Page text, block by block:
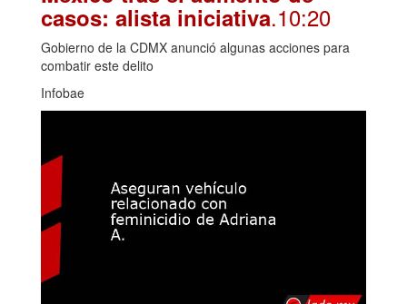
casos: alista iniciativa.10:20
Gobierno de la CDMX anunció algunas acciones para
combatir este delito
Infobae